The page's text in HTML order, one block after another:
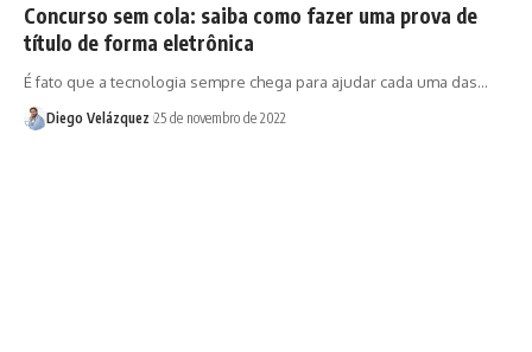
Concurso sem cola: saiba como fazer uma prova de
título de forma eletrônica
É fato que a tecnologia sempre chega para ajudar cada uma das…
Diego Velázquez 25 de novembro de 2022